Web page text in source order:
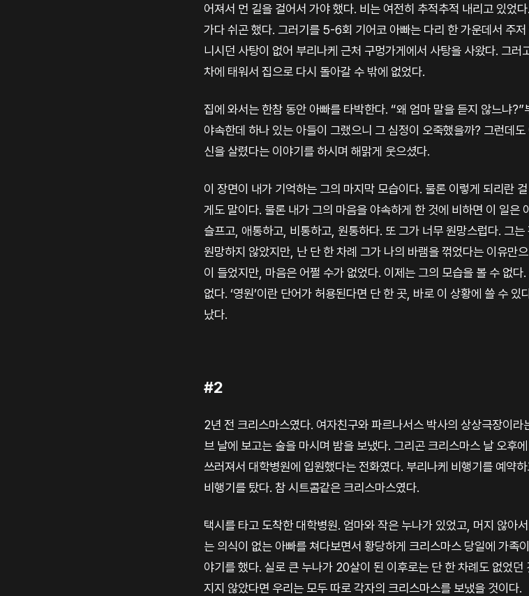
어져서 먼 길을 걸어서 가야 했다. 비는 여전히 추적추적 내리고 있었
가다 쉬곤 했다. 그러기를 5-6회 기어코 아빠는 다리 한 가운데서 주
니시던 사탕이 없어 부리나케 근처 구멍가게에서 사탕을 사왔다. 그
차에 태워서 집으로 다시 돌아갈 수 밖에 없었다.
집에 와서는 한참 동안 아빠를 타박한다. “왜 엄마 말을 듣지 않느냐
야속한데 하나 있는 아들이 그랬으니 그 심정이 오죽했을까? 그런데
신을 살렸다는 이야기를 하시며 해맑게 웃으셨다.
이 장면이 내가 기억하는 그의 마지막 모습이다. 물론 이렇게 되리란
게도 말이다. 물론 내가 그의 마음을 야속하게 한 것에 비하면 이 일은
슬프고, 애통하고, 비통하고, 원통하다. 또 그가 너무 원망스럽다. 그
원망하지 않았지만, 난 단 한 차례 그가 나의 바램을 꺾었다는 이유만
이 들었지만, 마음은 어쩔 수가 없었다. 이제는 그의 모습을 볼 수 없
없다. ‘영원’이란 단어가 허용된다면 단 한 곳, 바로 이 상황에 쓸 수
났다.
#2
2년 전 크리스마스였다. 여자친구와 파르나서스 박사의 상상극장이
브 날에 보고는 술을 마시며 밤을 보냈다. 그리곤 크리스마스 날 오후
쓰러져서 대학병원에 입원했다는 전화였다. 부리나케 비행기를 예약
비행기를 탔다. 참 시트콤같은 크리스마스였다.
택시를 타고 도착한 대학병원. 엄마와 작은 누나가 있었고, 머지 않아
는 의식이 없는 아빠를 쳐다보면서 황당하게 크리스마스 당일에 가족
야기를 했다. 실로 큰 누나가 20살이 된 이후로는 단 한 차례도 없었
지지 않았다면 우리는 모두 따로 각자의 크리스마스를 보냈을 것이다.